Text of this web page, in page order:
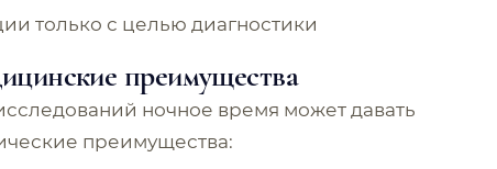
только с целью диагностики
преимущества
ночное время может давать
преимущества: